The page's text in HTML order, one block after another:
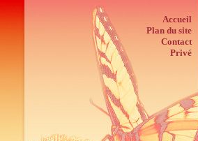
Accueil
Plan du site
Contact
Privé